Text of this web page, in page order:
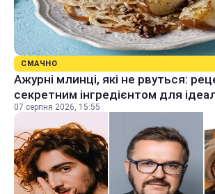
СМАЧНО
Ажурні млинці, які не рвуться:
секретним інгредієнтом для
07 серпня 2026, 15:55